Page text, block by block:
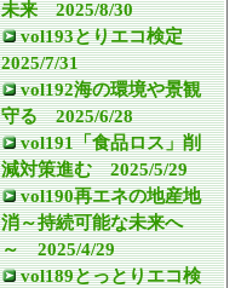
未来 2025/8/30
vol193とりエコ検定
2025/7/31
vol192海の環境や景観
守る 2025/6/28
vol191「食品ロス」削
減対策進む 2025/5/29
vol190再エネの地産地
消～持続可能な未来へ
～ 2025/4/29
vol189とっとりエコ検